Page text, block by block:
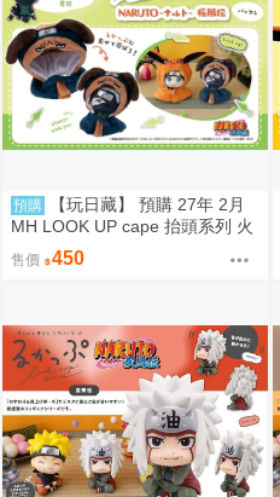
預購
【玩日藏】 預購 27年 2月
MH LOOK UP cape 抬頭系列 火
影忍者疾風傳 帕克 披風 斗篷系
列 頭套 不含公仔 代理版
售價 450